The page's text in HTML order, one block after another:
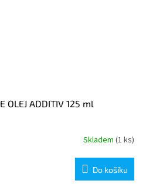
OLEJ ADDITIV 125 ml
Skladem (1 ks)
Do košíku